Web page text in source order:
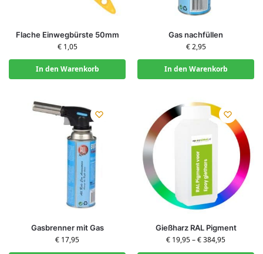
Flache Einwegbürste 50mm
€1,05
In den Warenkorb
Gas nachfüllen
€2,95
In den Warenkorb
Gasbrenner mit Gas
€ 17,95
Gießharz RAL Pigment
€ 19,95–€384,95